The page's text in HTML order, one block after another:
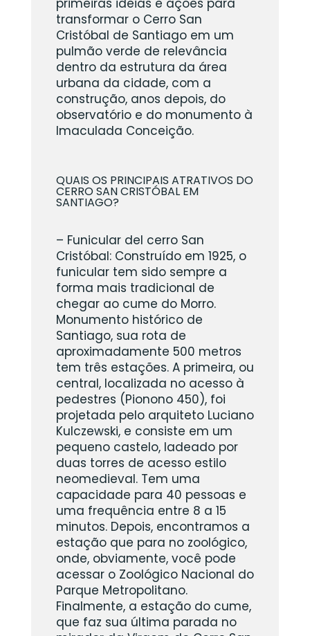
primeiras ideias e ações para
transformar o Cerro San
Cristóbal de Santiago em um
pulmão verde de relevância
dentro da estrutura da área
urbana da cidade, com a
construção, anos depois, do
observatório e do monumento à
Imaculada Conceição.
QUAIS OS PRINCIPAIS ATRATIVOS DO
CERRO SAN CRISTÓBAL EM
SANTIAGO?
– Funicular del cerro San
Cristóbal: Construído em 1925, o
funicular tem sido sempre a
forma mais tradicional de
chegar ao cume do Morro.
Monumento histórico de
Santiago, sua rota de
aproximadamente 500 metros
tem três estações. A primeira, ou
central, localizada no acesso à
pedestres (Pionono 450), foi
projetada pelo arquiteto Luciano
Kulczewski, e consiste em um
pequeno castelo, ladeado por
duas torres de acesso estilo
neomedieval. Tem uma
capacidade para 40 pessoas e
uma frequência entre 8 a 15
minutos. Depois, encontramos a
estação que para no zoológico,
onde, obviamente, você pode
acessar o Zoológico Nacional do
Parque Metropolitano.
Finalmente, a estação do cume,
que faz sua última parada no